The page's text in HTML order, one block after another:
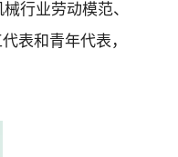
行业劳动模范、
表和青年代表，